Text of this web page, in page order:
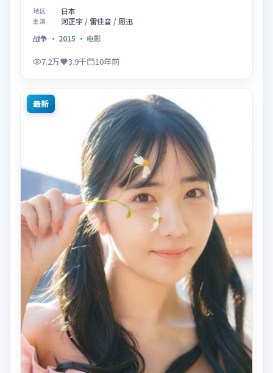
地区 日本
主演
河正宇 / 雷佳音 / 周迅
战争 · 2015 · 电影
7.2万 3.9千 10年前
最新